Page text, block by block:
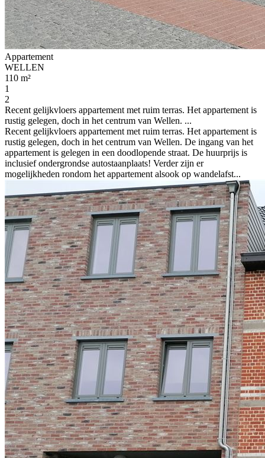
Appartement
WELLEN
110 m²
1
2
Recent gelijkvloers appartement met ruim terras. Het appartement is
rustig gelegen, doch in het centrum van Wellen. ...
Recent gelijkvloers appartement met ruim terras. Het appartement is
rustig gelegen, doch in het centrum van Wellen. De ingang van het
appartement is gelegen in een doodlopende straat. De huurprijs is
inclusief ondergrondse autostaanplaats! Verder zijn er
mogelijkheden rondom het appartement alsook op wandelafst...